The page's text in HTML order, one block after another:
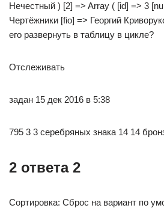
Нечестный ) [2] => Array ( [id] => 3
Чертёжники [fio] => Георгий
его развернуть в таблицу в цикле?
Отслеживать
задан 15 дек 2016 в 5:38
795 3 3 серебряных знака 14 14
2 ответа 2
Сортировка: Сброс на вариант по